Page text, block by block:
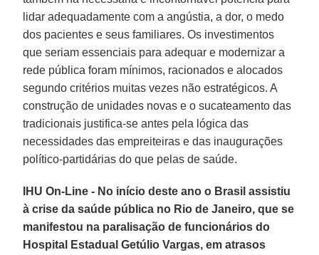
lidar adequadamente com a angústia, a dor, o medo
dos pacientes e seus familiares. Os investimentos
que seriam essenciais para adequar e modernizar a
rede pública foram mínimos, racionados e alocados
segundo critérios muitas vezes não estratégicos. A
construção de unidades novas e o sucateamento das
tradicionais justifica-se antes pela lógica das
necessidades das empreiteiras e das inaugurações
político-partidárias do que pelas de saúde.
IHU On-Line - No início deste ano o Brasil assistiu
à crise da saúde pública no Rio de Janeiro, que se
manifestou na paralisação de funcionários do
Hospital Estadual Getúlio Vargas, em atrasos